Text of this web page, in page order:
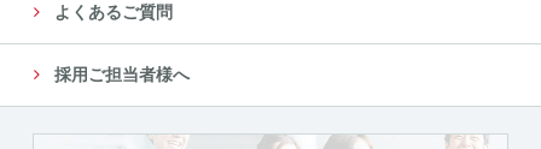
よくあるご質問
採用ご担当者様へ